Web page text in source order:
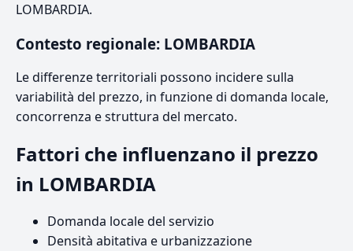
LOMBARDIA.
Contesto regionale: LOMBARDIA
Le differenze territoriali possono incidere sulla
variabilità del prezzo, in funzione di domanda locale,
concorrenza e struttura del mercato.
Fattori che influenzano il prezzo
in LOMBARDIA
Domanda locale del servizio
Densità abitativa e urbanizzazione